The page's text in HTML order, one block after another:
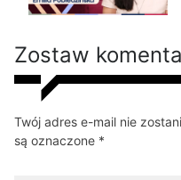
Zostaw
Twój adres e-mail nie
są oznaczone *